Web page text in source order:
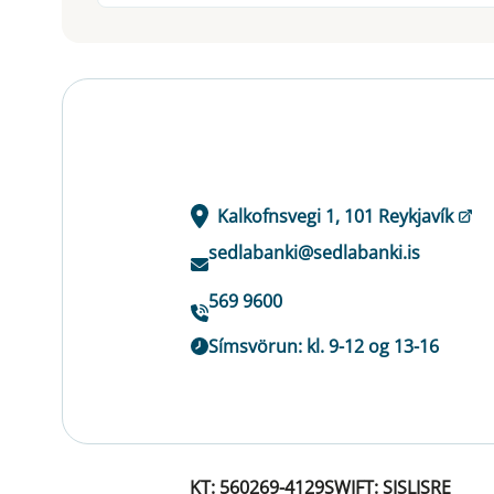
Kalkofnsvegi 1, 101 Reykjavík
sedlabanki@sedlabanki.is
569 9600
Símsvörun: kl. 9-12 og 13-16
KT: 560269-4129SWIFT: SISLISRE